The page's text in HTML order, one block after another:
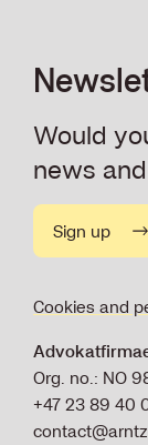
Would
news
Sign up
Cookies and
Org. no.: NO
+47 23 89 40